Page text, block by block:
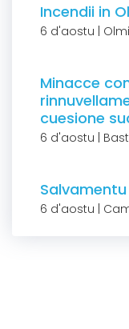
Incendii in
6 d'aostu |
Minacce
cuesione
6 d'aostu |
6 d'aostu |